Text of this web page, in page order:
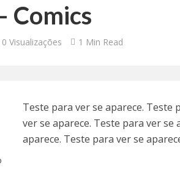
Comics
0 Visualizações 1 Min Read
Teste para ver se aparece. Teste
ver se aparece. Teste para ver se
aparece. Teste para ver se